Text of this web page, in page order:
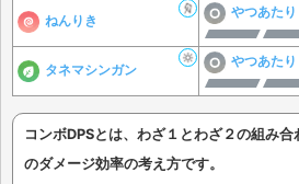
ねんりき
やつあたり
タネマシンガン
やつあたり
コンボDPSとは、わざ１とわざ２の組み
のダメージ効率の考え方です。